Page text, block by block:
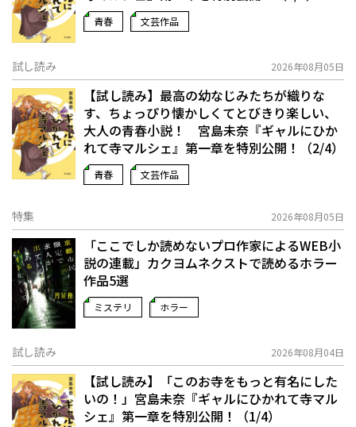
青春 文芸作品
試し読み 2026年08月05日
【試し読み】最高の幼なじみたちが織りな
す、ちょっぴり懐かしくてとびきり楽しい、
大人の青春小説！ 宮島未奈『ギャルにひか
れて寺マルシェ』第一章を特別公開！（2/4）
青春 文芸作品
特集 2026年08月05日
「ここでしか読めないプロ作家によるWEB小
説の連載」――カクヨムネクストで読めるホラー
作品5選
ミステリ ホラー
試し読み 2026年08月04日
【試し読み】「このお寺をもっと有名にした
いの！」宮島未奈『ギャルにひかれて寺マル
シェ』第一章を特別公開！（1/4）